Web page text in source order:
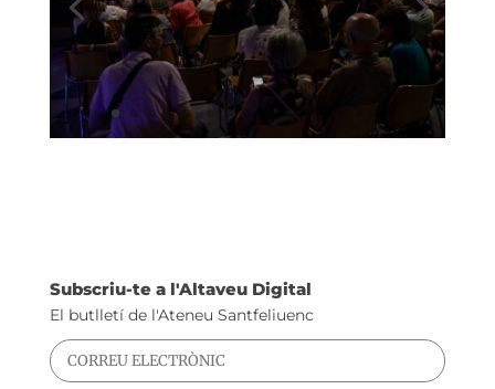
Subscriu-te a l'Altaveu Digital
El butlletí de l'Ateneu Santfeliuenc